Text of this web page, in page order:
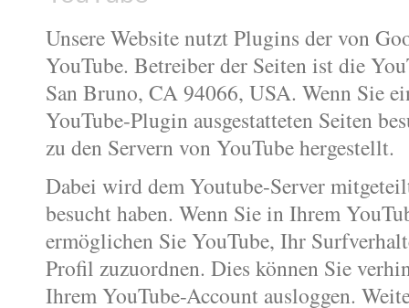
Unsere Website nutzt Plugins der von
YouTube. Betreiber der Seiten ist die
San Bruno, CA 94066, USA. Wenn Sie
YouTube-Plugin ausgestatteten Seiten
zu den Servern von YouTube hergestellt.
Dabei wird dem Youtube-Server
besucht haben. Wenn Sie in Ihrem
ermöglichen Sie YouTube, Ihr
Profil zuzuordnen. Dies können Sie
Ihrem YouTube-Account ausloggen.